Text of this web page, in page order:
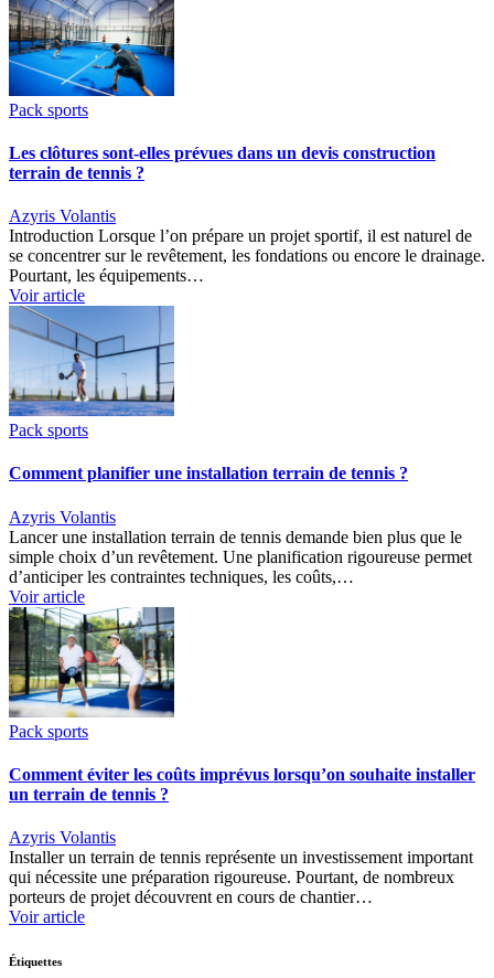
Pack sports
Les clôtures sont-elles prévues dans un devis construction
terrain de tennis ?
Azyris Volantis
Introduction Lorsque l’on prépare un projet sportif, il est naturel de
se concentrer sur le revêtement, les fondations ou encore le drainage.
Pourtant, les équipements…
Voir article
Pack sports
Comment planifier une installation terrain de tennis ?
Azyris Volantis
Lancer une installation terrain de tennis demande bien plus que le
simple choix d’un revêtement. Une planification rigoureuse permet
d’anticiper les contraintes techniques, les coûts,…
Voir article
Pack sports
Comment éviter les coûts imprévus lorsqu’on souhaite installer
un terrain de tennis ?
Azyris Volantis
Installer un terrain de tennis représente un investissement important
qui nécessite une préparation rigoureuse. Pourtant, de nombreux
porteurs de projet découvrent en cours de chantier…
Voir article
Étiquettes